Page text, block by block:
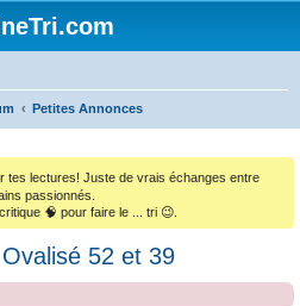
Petites Annonces
tes lectures! Juste de vrais échanges entre
passionnés.
🧠 pour faire le ... tri 😉.
52 et 39